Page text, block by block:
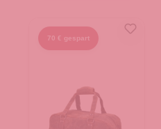
70 € gespart